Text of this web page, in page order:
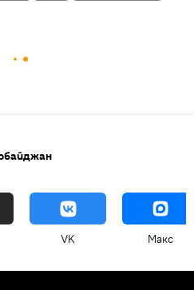
VK Макс